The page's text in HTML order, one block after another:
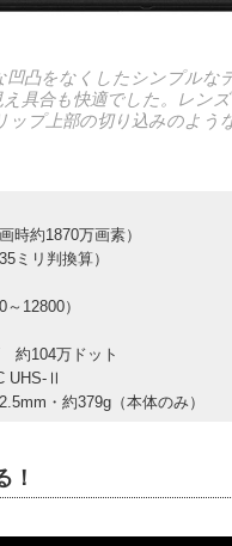
凸をなくしたシンプルな
具合も快適でした。レン
プ上部の切り込みのよう
時約1870万画素）
ミリ判換算）
12800）
約104万ドット
UHS-Ⅱ
・約379g（本体のみ）
！